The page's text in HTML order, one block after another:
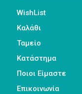
WishList
Καλάθι
Ταμείο
Κατάστημα
Ποιοι Είμαστε
Επικοινωνία